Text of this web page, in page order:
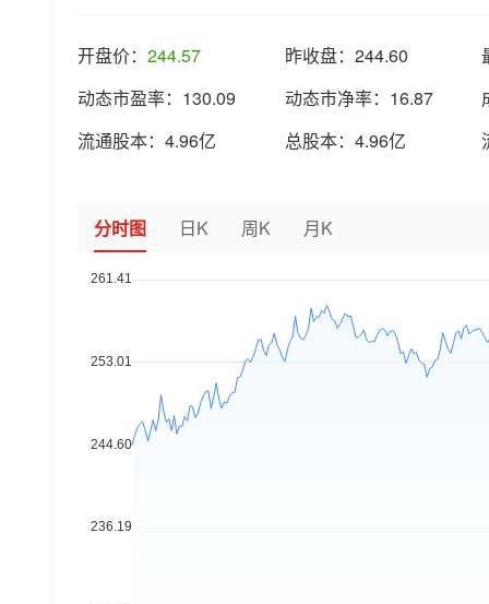
开盘价： 244.57 昨收盘： 244.60
动态市盈率： 130.09 动态市净率： 16.87
流通股本： 4.96亿 总股本： 4.96亿
分时图 日K 周K 月K